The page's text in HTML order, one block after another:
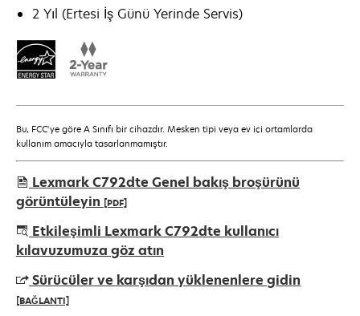
2 Yıl (Ertesi İş Günü Yerinde Servis)
Bu, FCC'ye göre A Sınıfı bir cihazdır. Mesken tipi veya ev içi ortamlarda
kullanım amacıyla tasarlanmamıştır.
Lexmark C792dte Genel bakış broşürünü
görüntüleyin [PDF]
opens
in
new
tab
Etkileşimli Lexmark C792dte kullanıcı
kılavuzumuza göz atın
Sürücüler ve karşıdan yüklenenlere gidin
[BAĞLANTI]